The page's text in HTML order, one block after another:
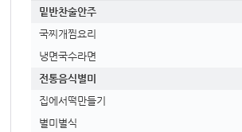
밑반찬술안주
국찌개찜요리
냉면국수라면
전통음식별미
집에서떡만들기
별미별식